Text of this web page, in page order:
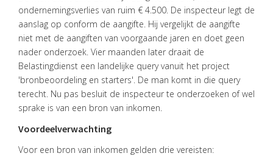
DIENSTEN
OVER
VISIE
ONS
ACTUEEL
ondernemingsverlies van ruim € 4.500. De inspecteur legt de
aanslag op conform de aangifte. Hij vergelijkt de aangifte
niet met de aangiften van voorgaande jaren en doet geen
nader onderzoek. Vier maanden later draait de
Belastingdienst een landelijke query vanuit het project
'bronbeoordeling en starters'. De man komt in die query
terecht. Nu pas besluit de inspecteur te onderzoeken of wel
sprake is van een bron van inkomen.
Voordeelverwachting
Voor een bron van inkomen gelden drie vereisten: